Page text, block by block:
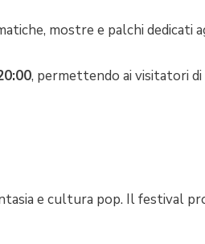
mostre e palchi dedicati
, permettendo ai visitatori
e cultura pop. Il festival